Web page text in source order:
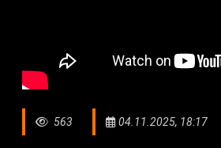
563 04.11.2025, 18:17